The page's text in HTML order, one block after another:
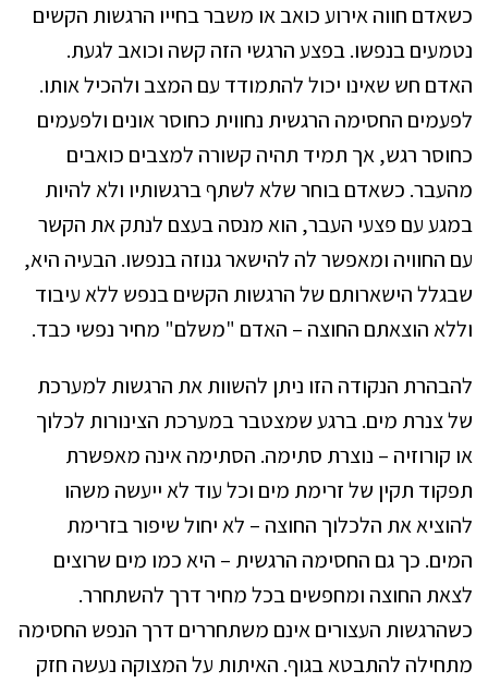
כשאדם חווה אירוע כואב או משבר בחייו הרגשות הקשים
נטמעים בנפשו. בפצע הרגשי הזה קשה וכואב לגעת.
האדם חש שאינו יכול להתמודד עם המצב ולהכיל אותו.
לפעמים החסימה הרגשית נחווית כחוסר אונים ולפעמים
כחוסר רגש, אך תמיד תהיה קשורה למצבים כואבים
מהעבר. כשאדם בוחר שלא לשתף ברגשותיו ולא להיות
במגע עם פצעי העבר, הוא מנסה בעצם לנתק את הקשר
עם החוויה ומאפשר לה להישאר גנוזה בנפשו. הבעיה היא,
שבגלל הישארותם של הרגשות הקשים בנפש ללא עיבוד
וללא הוצאתם החוצה – האדם "משלם" מחיר נפשי כבד.
להבהרת הנקודה הזו ניתן להשוות את הרגשות למערכת
של צנרת מים. ברגע שמצטבר במערכת הצינורות לכלוך
או קורוזיה – נוצרת סתימה. הסתימה אינה מאפשרת
תפקוד תקין של זרימת מים וכל עוד לא ייעשה משהו
להוציא את הלכלוך החוצה – לא יחול שיפור בזרימת
המים. כך גם החסימה הרגשית – היא כמו מים שרוצים
לצאת החוצה ומחפשים בכל מחיר דרך להשתחרר.
כשהרגשות העצורים אינם משתחררים דרך הנפש החסימה
מתחילה להתבטא בגוף. האיתות על המצוקה נעשה חזק